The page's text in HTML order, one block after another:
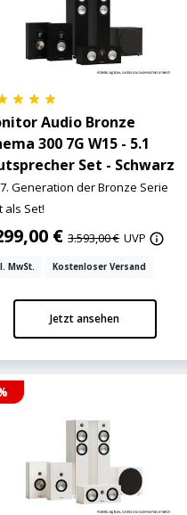
Audio Bronze
300 7G W15 - 5.1
Set - Schwarz
Generation der Bronze Serie
als Set!
€3.593,00 € UVP
MwSt. Kostenloser Versand
Jetzt ansehen